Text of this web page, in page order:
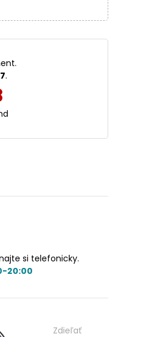
.
si telefonicky.
20:00
Zdieľať